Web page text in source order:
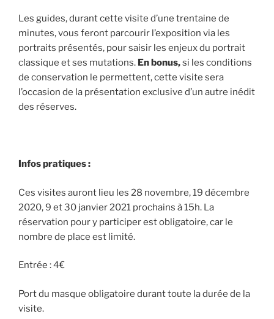
Les guides, durant cette visite d’une trentaine de
minutes, vous feront parcourir l’exposition via les
portraits présentés, pour saisir les enjeux du portrait
classique et ses mutations. En bonus,si les conditions
de conservation le permettent, cette visite sera
l’occasion de la présentation exclusive d’un autre inédit
des réserves.
Infos pratiques :
Ces visites auront lieu les 28 novembre, 19 décembre
2020, 9 et 30 janvier 2021 prochains à 15h. La
réservation pour y participer est obligatoire, car le
nombre de place est limité.
Entrée : 4€
Port du masque obligatoire durant toute la durée de la
visite.